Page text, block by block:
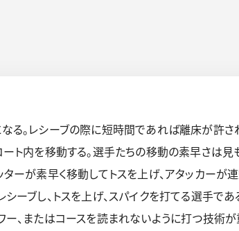
。レシーブの際に短時間であれば離床が許さ
ト内を移動する。選手たちの移動の素早さは
ーが素早く移動してトスを上げ、アタッカーが
ーブし、トスを上げ、スパイクを打てる選手で
、またはコースを読まれないように打つ技術が